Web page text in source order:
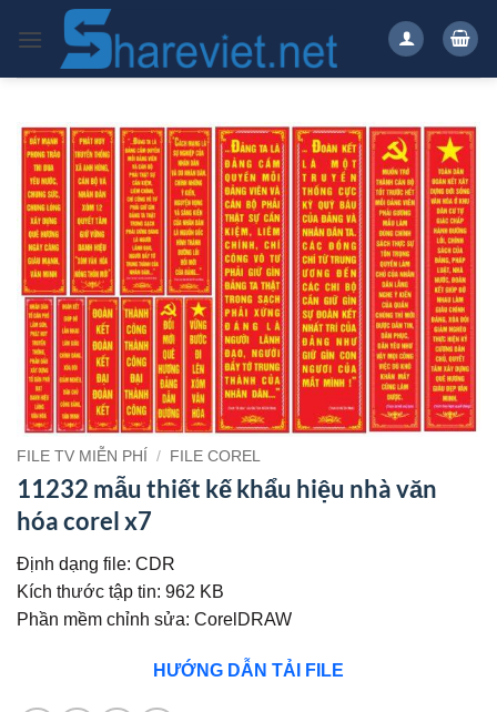
qua
FILE TV MIỄN PHÍ / FILE COREL
11232 mẫu thiết kế khẩu hiệu nhà văn
hóa corel x7
Định dạng file: CDR
Kích thước tập tin: 962 KB
Phần mềm chỉnh sửa: CorelDRAW
HƯỚNG DẪN TẢI FILE